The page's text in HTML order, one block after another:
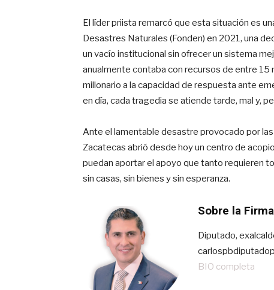
El líder priista remarcó que esta situación es
Desastres Naturales (Fonden) en 2021, una
un vacío institucional sin ofrecer un sistema
anualmente contaba con recursos de entre
millonario a la capacidad de respuesta ante
en día, cada tragedia se atiende tarde, mal y,
Ante el lamentable desastre provocado por
Zacatecas abrió desde hoy un centro de
puedan aportar el apoyo que tanto requieren
sin casas, sin bienes y sin esperanza.
Sobre la Firma
Diputado,
BIO completa